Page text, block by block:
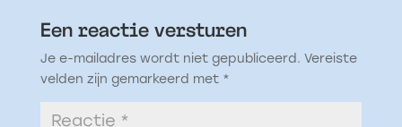
Een reactie versturen
Je e-mailadres wordt niet gepubliceerd. Vereiste
velden zijn gemarkeerd met *